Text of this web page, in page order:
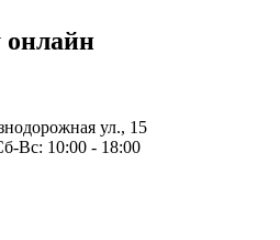
онлайн
ул., 15
Вс: 10:00 - 18:00